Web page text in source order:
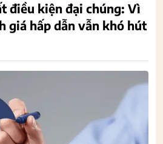
điều kiện đại chúng: Vì
giá hấp dẫn vẫn khó hút